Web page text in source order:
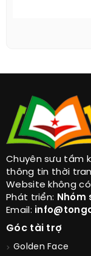
Chuyên sưu tầm
thông tin thời
Website không
Phát triển: Nhóm
Email:
Góc tài trợ
Golden Face